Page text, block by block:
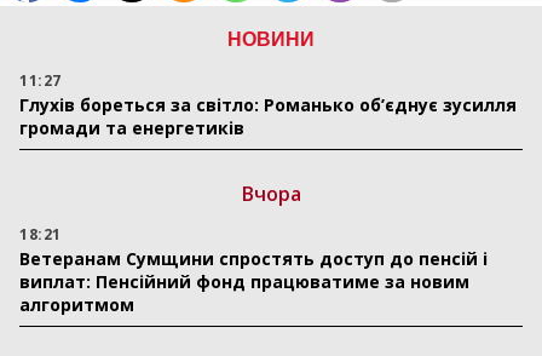
НОВИНИ
11:27
Глухів бореться за світло: Романько об’єднує зусилля
громади та енергетиків
Вчора
18:21
Ветеранам Сумщини спростять доступ до пенсій і
виплат: Пенсійний фонд працюватиме за новим
алгоритмом